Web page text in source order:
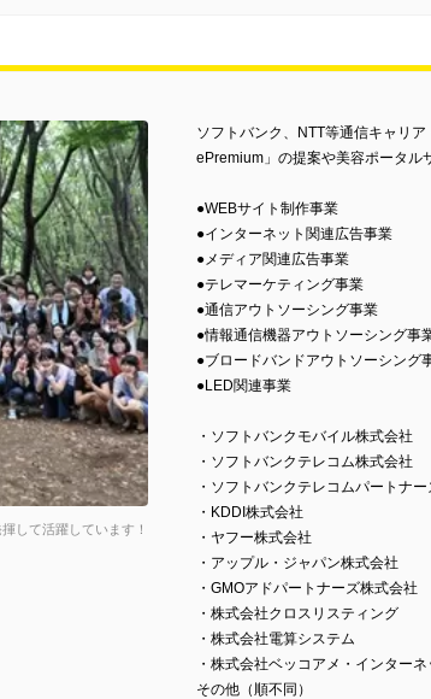
して活躍しています！
ソフトバンク、NTT等通信キャリ
ePremium」の提案や美容ポータル
●WEBサイト制作事業
●インターネット関連広告事業
●メディア関連広告事業
●テレマーケティング事業
●通信アウトソーシング事業
●情報通信機器アウトソーシング事
●ブロードバンドアウトソーシング
●LED関連事業
・ソフトバンクモバイル株式会社
・ソフトバンクテレコム株式会社
・ソフトバンクテレコムパートナ
・KDDI株式会社
・ヤフー株式会社
・アップル・ジャパン株式会社
・GMOアドパートナーズ株式会社
・株式会社クロスリスティング
・株式会社電算システム
・株式会社ベッコアメ・インターネ
その他（順不同）